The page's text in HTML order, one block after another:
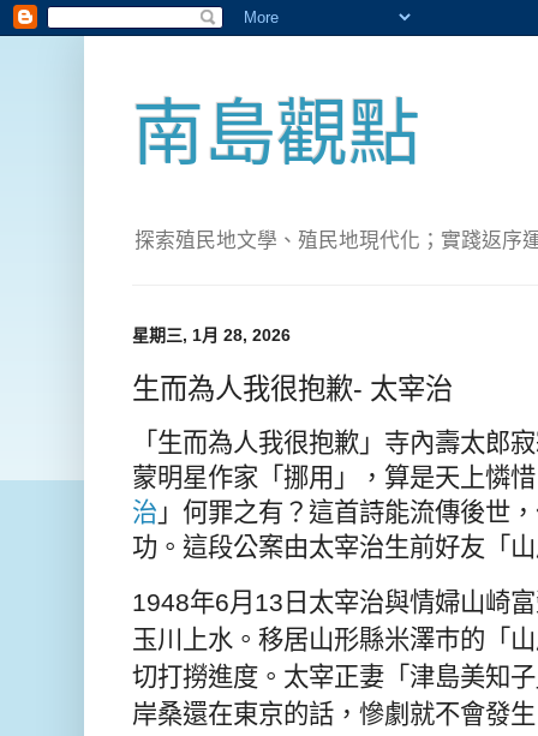
南島觀點
探索殖民地文學、殖民地現代化；實踐返序
星期三, 1月 28, 2026
生而為人我很抱歉- 太宰治
「生而為人我很抱歉」寺內壽太郎
蒙明星作家「挪用」，算是天上憐
治 」何罪之有？這首詩能流傳後世
功。這段公案由太宰治生前好友「
1948年6月13日太宰治與情婦山崎
玉川上水。移居山形縣米澤巿的「
切打撈進度。太宰正妻「津島美知
岸桑還在東京的話，慘劇就不會發